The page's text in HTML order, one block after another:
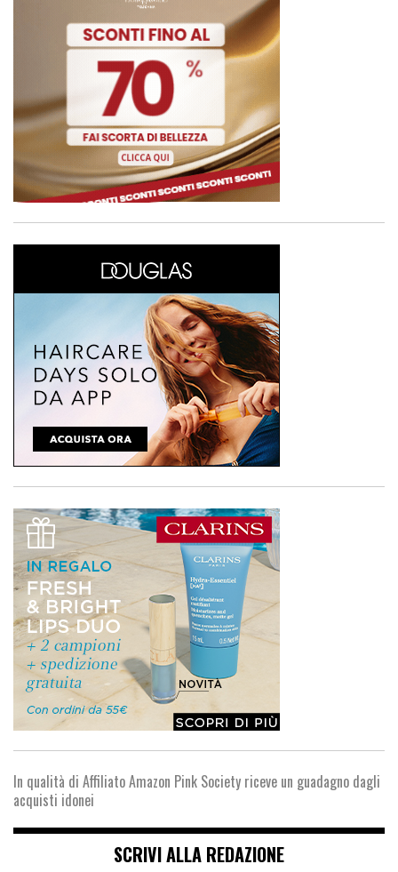
In qualità di Affiliato Amazon Pink Society riceve un guadagno dagli
acquisti idonei
SCRIVI ALLA REDAZIONE